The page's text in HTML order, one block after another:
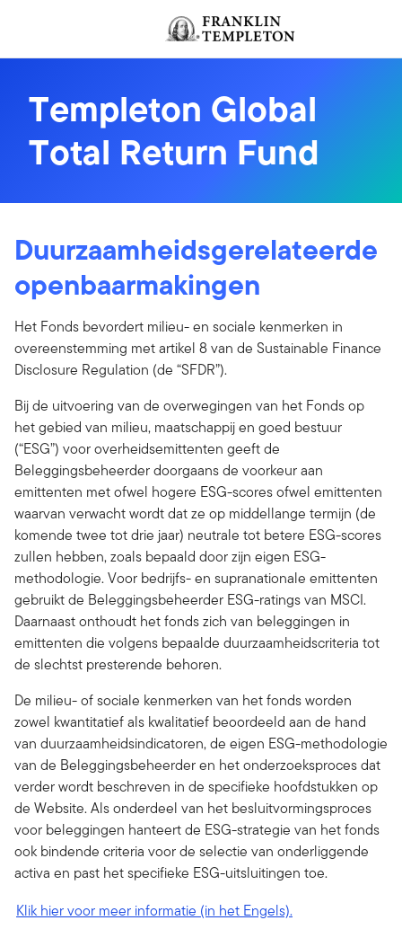
Templeton Global
Total Return Fund
Duurzaamheidsgerelateerde
openbaarmakingen
Het Fonds bevordert milieu- en sociale kenmerken in
overeenstemming met artikel 8 van de Sustainable Finance
Disclosure Regulation (de “SFDR”).
Bij de uitvoering van de overwegingen van het Fonds op
het gebied van milieu, maatschappij en goed bestuur
(“ESG”) voor overheidsemittenten geeft de
Beleggingsbeheerder doorgaans de voorkeur aan
emittenten met ofwel hogere ESG-scores ofwel emittenten
waarvan verwacht wordt dat ze op middellange termijn (de
komende twee tot drie jaar) neutrale tot betere ESG-scores
zullen hebben, zoals bepaald door zijn eigen ESG-
methodologie. Voor bedrijfs- en supranationale emittenten
gebruikt de Beleggingsbeheerder ESG-ratings van MSCI.
Daarnaast onthoudt het fonds zich van beleggingen in
emittenten die volgens bepaalde duurzaamheidscriteria tot
de slechtst presterende behoren.
De milieu- of sociale kenmerken van het fonds worden
zowel kwantitatief als kwalitatief beoordeeld aan de hand
van duurzaamheidsindicatoren, de eigen ESG-methodologie
van de Beleggingsbeheerder en het onderzoeksproces dat
verder wordt beschreven in de specifieke hoofdstukken op
de Website. Als onderdeel van het besluitvormingsproces
voor beleggingen hanteert de ESG-strategie van het fonds
ook bindende criteria voor de selectie van onderliggende
activa en past het specifieke ESG-uitsluitingen toe.
Klik hier voor meer informatie (in het Engels).